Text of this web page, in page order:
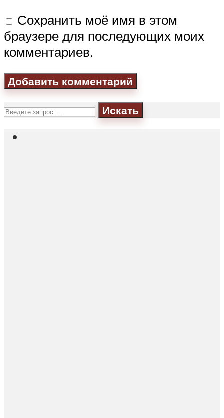
Сохранить моё имя в этом
браузере для последующих моих
комментариев.
Искать